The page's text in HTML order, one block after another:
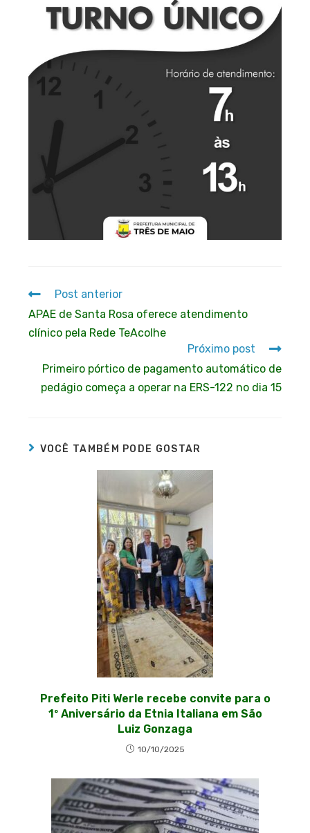
Post anterior
APAE de Santa Rosa oferece atendimento
clínico pela Rede TeAcolhe
Próximo post
Primeiro pórtico de pagamento automático de
pedágio começa a operar na ERS-122 no dia 15
VOCÊ TAMBÉM PODE GOSTAR
Prefeito Piti Werle recebe convite para o
1º Aniversário da Etnia Italiana em São
Luiz Gonzaga
10/10/2025